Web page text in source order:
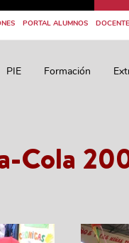
PORTAL ALUMNOS
PIE Formación
Cola